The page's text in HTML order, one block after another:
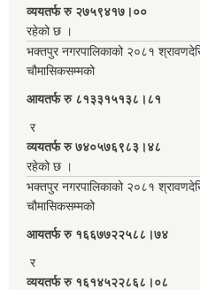
व्ययतर्फ रु २७५९४१७।००
रहेको छ ।
भक्तपुर नगरपालिकाको २०८१
चौमासिकसम्मको
आयतर्फ रु‌ ८१३३१५१३८।८१
र
व्ययतर्फ रु ७४०५७६९८३।४८
रहेको छ ।
भक्तपुर नगरपालिकाको २०८१
चौमासिकसम्मको
आयतर्फ रु‌ १६६७७२२५८८।७४
र
व्ययतर्फ रु १६१४५२२८६८।०८